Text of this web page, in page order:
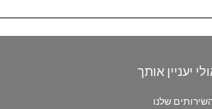
יעניין אותך
שלנו